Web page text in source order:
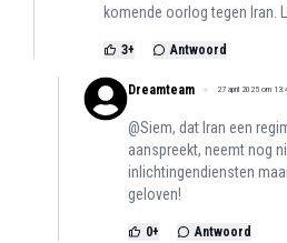
komende oorlog tegen Iran.
3+ Antwoord
Dreamteam 27 april 2025 om
@Siem, dat Iran een
aanspreekt, neemt nog
inlichtingendiensten
geloven!
0+ Antwoord